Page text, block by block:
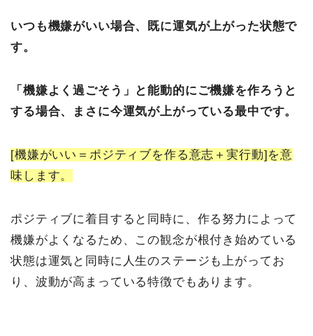
いつも機嫌がいい場合、既に運気が上がった状態で
す。
「機嫌よく過ごそう」と能動的にご機嫌を作ろうと
する場合、まさに今運気が上がっている最中です。
[機嫌がいい＝ポジティブを作る意志＋実行動]を意
味します。
ポジティブに着目すると同時に、作る努力によって
機嫌がよくなるため、この観念が根付き始めている
状態は運気と同時に人生のステージも上がってお
り、波動が高まっている特徴でもあります。